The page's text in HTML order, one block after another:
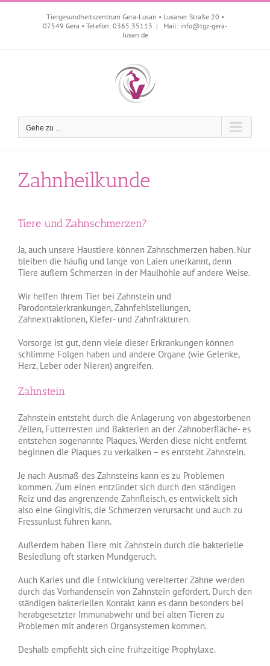
Zum
Tiergesundheitszentrum Gera-Lusan • Lusaner Straße 20 •
07549 Gera • Telefon: 0365 35113 |
Mail: info@tgz-gera-
lusan.de
Gehe zu ...
Zahnheilkunde
Tiere und Zahnschmerzen?
Ja, auch unsere Haustiere können Zahnschmerzen haben. Nur
bleiben die häufig und lange von Laien unerkannt, denn
Tiere äußern Schmerzen in der Maulhöhle auf andere Weise.
Wir helfen Ihrem Tier bei Zahnstein und
Parodontalerkrankungen, Zahnfehlstellungen,
Zahnextraktionen, Kiefer- und Zahnfrakturen.
Vorsorge ist gut, denn viele dieser Erkrankungen können
schlimme Folgen haben und andere Organe (wie Gelenke,
Herz, Leber oder Nieren) angreifen.
Zahnstein
Zahnstein entsteht durch die Anlagerung von abgestorbenen
Zellen, Futterresten und Bakterien an der Zahnoberfläche- es
entstehen sogenannte Plaques. Werden diese nicht entfernt
beginnen die Plaques zu verkalken – es entsteht Zahnstein.
Je nach Ausmaß des Zahnsteins kann es zu Problemen
kommen. Zum einen entzündet sich durch den ständigen
Reiz und das angrenzende Zahnfleisch, es entwickelt sich
also eine Gingivitis, die Schmerzen verursacht und auch zu
Fressunlust führen kann.
Außerdem haben Tiere mit Zahnstein durch die bakterielle
Besiedlung oft starken Mundgeruch.
Auch Karies und die Entwicklung vereiterter Zähne werden
durch das Vorhandensein von Zahnstein gefördert. Durch den
ständigen bakteriellen Kontakt kann es dann besonders bei
herabgesetzter Immunabwehr und bei alten Tieren zu
Problemen mit anderen Organsystemen kommen.
Deshalb empfiehlt sich eine frühzeitige Prophylaxe.